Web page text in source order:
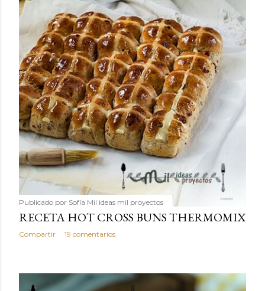
Publicado por Sofía Mil ideas mil proyectos
RECETA HOT CROSS BUNS THERMOMIX
Compartir 19 comentarios